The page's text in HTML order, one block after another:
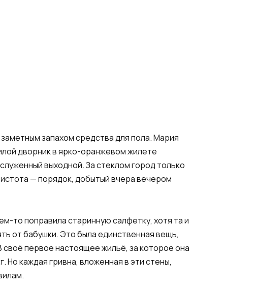
запахом средства для пола. Мария
дворник в ярко-оранжевом жилете
выходной. За стеклом город только
— порядок, добытый вчера вечером
то поправила старинную салфетку, хотя та и
от бабушки. Это была единственная вещь,
первое настоящее жильё, за которое она
Но каждая гривна, вложенная в эти стены,